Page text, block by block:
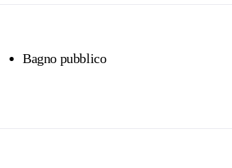
Bagno pubblico